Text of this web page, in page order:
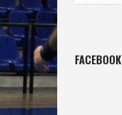
FACEBOOK